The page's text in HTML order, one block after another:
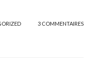
3 COMMENTAIRES